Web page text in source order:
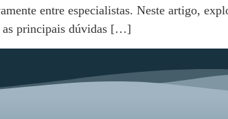
entre especialistas. Neste artigo,
as principais dúvidas […]